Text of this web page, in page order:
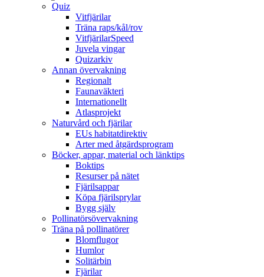
Quiz
Vitfjärilar
Träna raps/kål/rov
VitfjärilarSpeed
Juvela vingar
Quizarkiv
Annan övervakning
Regionalt
Faunaväkteri
Internationellt
Atlasprojekt
Naturvård och fjärilar
EUs habitatdirektiv
Arter med åtgärdsprogram
Böcker, appar, material och länktips
Boktips
Resurser på nätet
Fjärilsappar
Köpa fjärilsprylar
Bygg själv
Pollinatörsövervakning
Träna på pollinatörer
Blomflugor
Humlor
Solitärbin
Fjärilar